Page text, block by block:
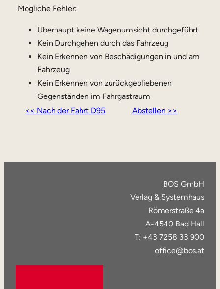
Mögliche Fehler:
Überhaupt keine Wagenumsicht durchgeführt
Kein Durchgehen durch das Fahrzeug
Kein Erkennen von Beschädigungen in und am
Fahrzeug
Kein Erkennen von zurückgebliebenen
Gegenständen im Fahrgastraum
<< Nach der Fahrt D95
Abstellen >>
BOS GmbH
Verlag & Systemhaus
Römerstraße 4a
A-4540 Bad Hall
T: +43 7258 33 900
office@bos.at